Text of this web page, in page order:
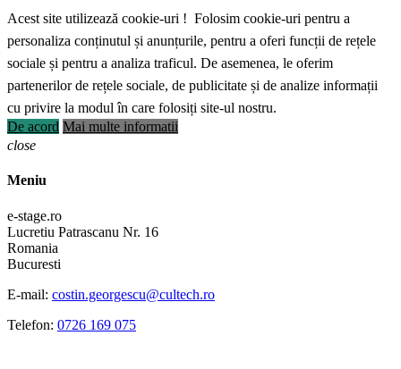
Acest site utilizează cookie-uri ! Folosim cookie-uri pentru a
personaliza conținutul și anunțurile, pentru a oferi funcții de rețele
sociale și pentru a analiza traficul. De asemenea, le oferim
partenerilor de rețele sociale, de publicitate și de analize informații
cu privire la modul în care folosiți site-ul nostru.
De acord Mai multe informatii
close
Meniu
e-stage.ro
Lucretiu Patrascanu Nr. 16
Romania
Bucuresti
E-mail: costin.georgescu@cultech.ro
Telefon: 0726 169 075